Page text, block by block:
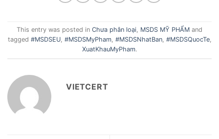
This entry was posted in Chưa phân loại, MSDS MỸ PHẨM and
tagged #MSDSEU, #MSDSMyPham, #MSDSNhatBan, #MSDSQuocTe,
XuatKhauMyPham.
VIETCERT